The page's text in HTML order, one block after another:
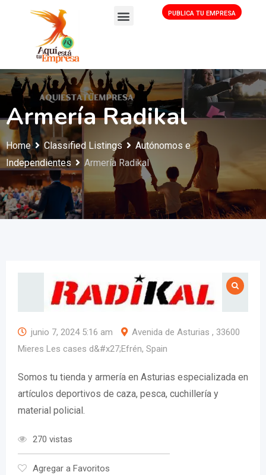
PUBLICA TU EMPRESA
Armería Radikal
Home Classified Listings
Autónomos e
Independientes
Armería Radikal
junio 7, 2024 5:16 am
Avenida de Asturias , 33600
Mieres Les cases d&#x27;Efrén, Spain
Somos tu tienda y armería en Asturias especializada en
artículos deportivos de caza, pesca, cuchillería y
material policial.
270 vistas
Agregar a Favoritos